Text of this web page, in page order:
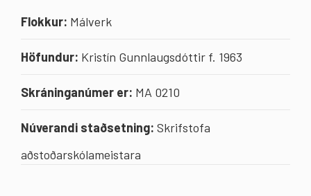
Flokkur: Málverk
Höfundur: Kristín Gunnlaugsdóttir f. 1963
Skráninganúmer er: MA 0210
Núverandi staðsetning: Skrifstofa
aðstoðarskólameistara